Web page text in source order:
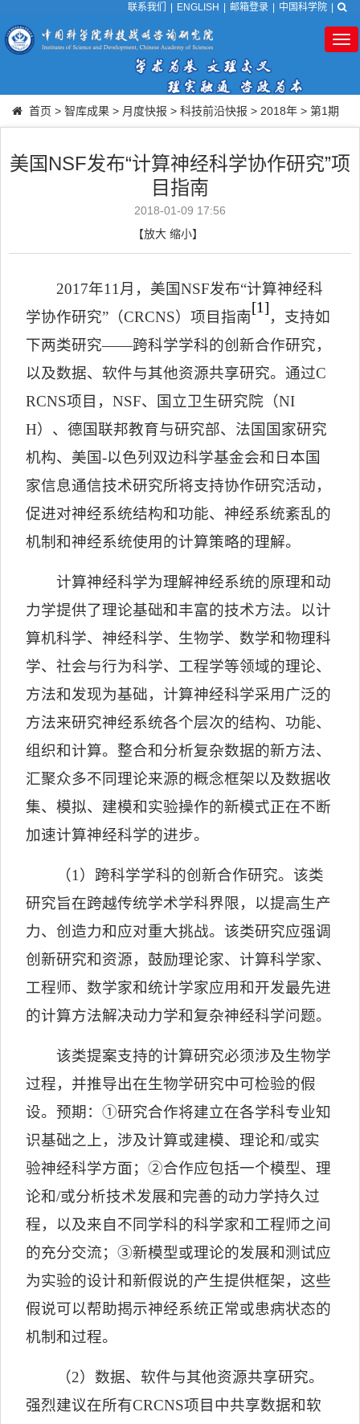
联系我们 ENGLISH 邮箱登录 中国科学院
首页 > 智库成果 > 月度快报 > 科技前沿快报 > 2018年 > 第1期
美国NSF发布“计算神经科学协作研究”项
目指南
2018-01-09 17:56
【放大 缩小】
2017年11 月，美国NSF发布“计算神经科
学协作研究” （CRCNS）项目指南
[1]
，支持如
下两类研究——跨科学学科的创新合作研究，
以及数据、软件与其他资源共享研究。通过C
RCNS项目，NSF、国立卫生研究院（NI
H）、德国联邦教育与研究部、法国国家研究
机构、美国-以色列双边科学基金会和日本国
家信息通信技术研究所将支持协作研究活动，
促进对神经系统结构和功能、神经系统紊乱的
机制和神经系统使用的计算策略的理解。
计算神经科学为理解神经系统的原理和动
力学提供了理论基础和丰富的技术方法。以计
算机科学、神经科学、生物学、数学和物理科
学、社会与行为科学、工程学等领域的理论、
方法和发现为基础，计算神经科学采用广泛的
方法来研究神经系统各个层次的结构、功能、
组织和计算。整合和分析复杂数据的新方法、
汇聚众多不同理论来源的概念框架以及数据收
集、模拟、建模和实验操作的新模式正在不断
加速计算神经科学的进步。
（1 ）跨科学学科的创新合作研究。该类
研究旨在跨越传统学术学科界限，以提高生产
力、创造力和应对重大挑战。该类研究应强调
创新研究和资源，鼓励理论家、计算科学家、
工程师、数学家和统计学家应用和开发最先进
的计算方法解决动力学和复杂神经科学问题。
该类提案支持的计算研究必须涉及生物学
过程，并推导出在生物学研究中可检验的假
设。预期：①研究合作将建立在各学科专业知
识基础之上，涉及计算或建模、理论和/或实
验神经科学方面；②合作应包括一个模型、理
论和/或分析技术发展和完善的动力学持久过
程，以及来自不同学科的科学家和工程师之间
的充分交流；③新模型或理论的发展和测试应
为实验的设计和新假说的产生提供框架，这些
假说可以帮助揭示神经系统正常或患病状态的
机制和过程。
（2）数据、软件与其他资源共享研究。
强烈建议在所有CRCNS项目中共享数据和软